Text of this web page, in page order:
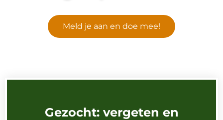
Meld je aan en doe mee!
Gezocht: vergeten en